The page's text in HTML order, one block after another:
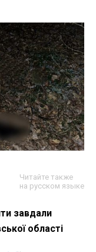
Читайте также
на русском языке
завдали
області